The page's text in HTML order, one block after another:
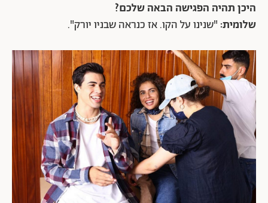
היכן תהיה הפגישה הבאה שלכם?
שלומית: "שנינו על הקו. אז כנראה שבניו יורק".